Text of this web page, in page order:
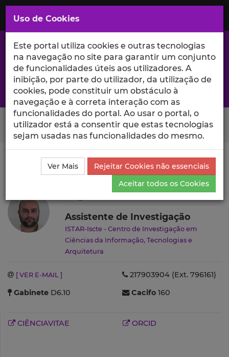
Saltar
para
Conteúdo
Principal
A excelência da investigação e ciência no Iscte
Search Button
Ciência_Iscte Autores
Miguel Torres Curado
Produções Científicas e Citações
Miguel Torres Curado
Assistente de Investigação
ISTAR-Iscte - Centro de Investigação em
Ciências da Informação, Tecnologias e
Arquitetura
[ VER E-MAIL ]
217903904 (Ext. 796161)
Gabinete D6.10 Cacifo 160
CIÊNCIAVITAE ORCID
Uso de Cookies
Este portal utiliza cookies e outras tecnologias
na navegação no site para garantir um conjunto
de funcionalidades úteis aos utilizadores. A
inibição, por parte do utilizador, da utilização de
cookies, pode constituir um obstáculo à
navegação e à correta interação com as
funcionalidades do portal. Ao usar o portal, o
utilizador está a consentir que estas tecnologias
sejam usadas nas funcionalidades do mesmo.
Ver Mais
Rejeitar Cookies não essenciais
Aceitar todos os Cookies